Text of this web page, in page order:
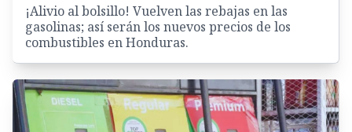
¡Alivio al bolsillo! Vuelven las rebajas en las
gasolinas; así serán los nuevos precios de los
combustibles en Honduras.